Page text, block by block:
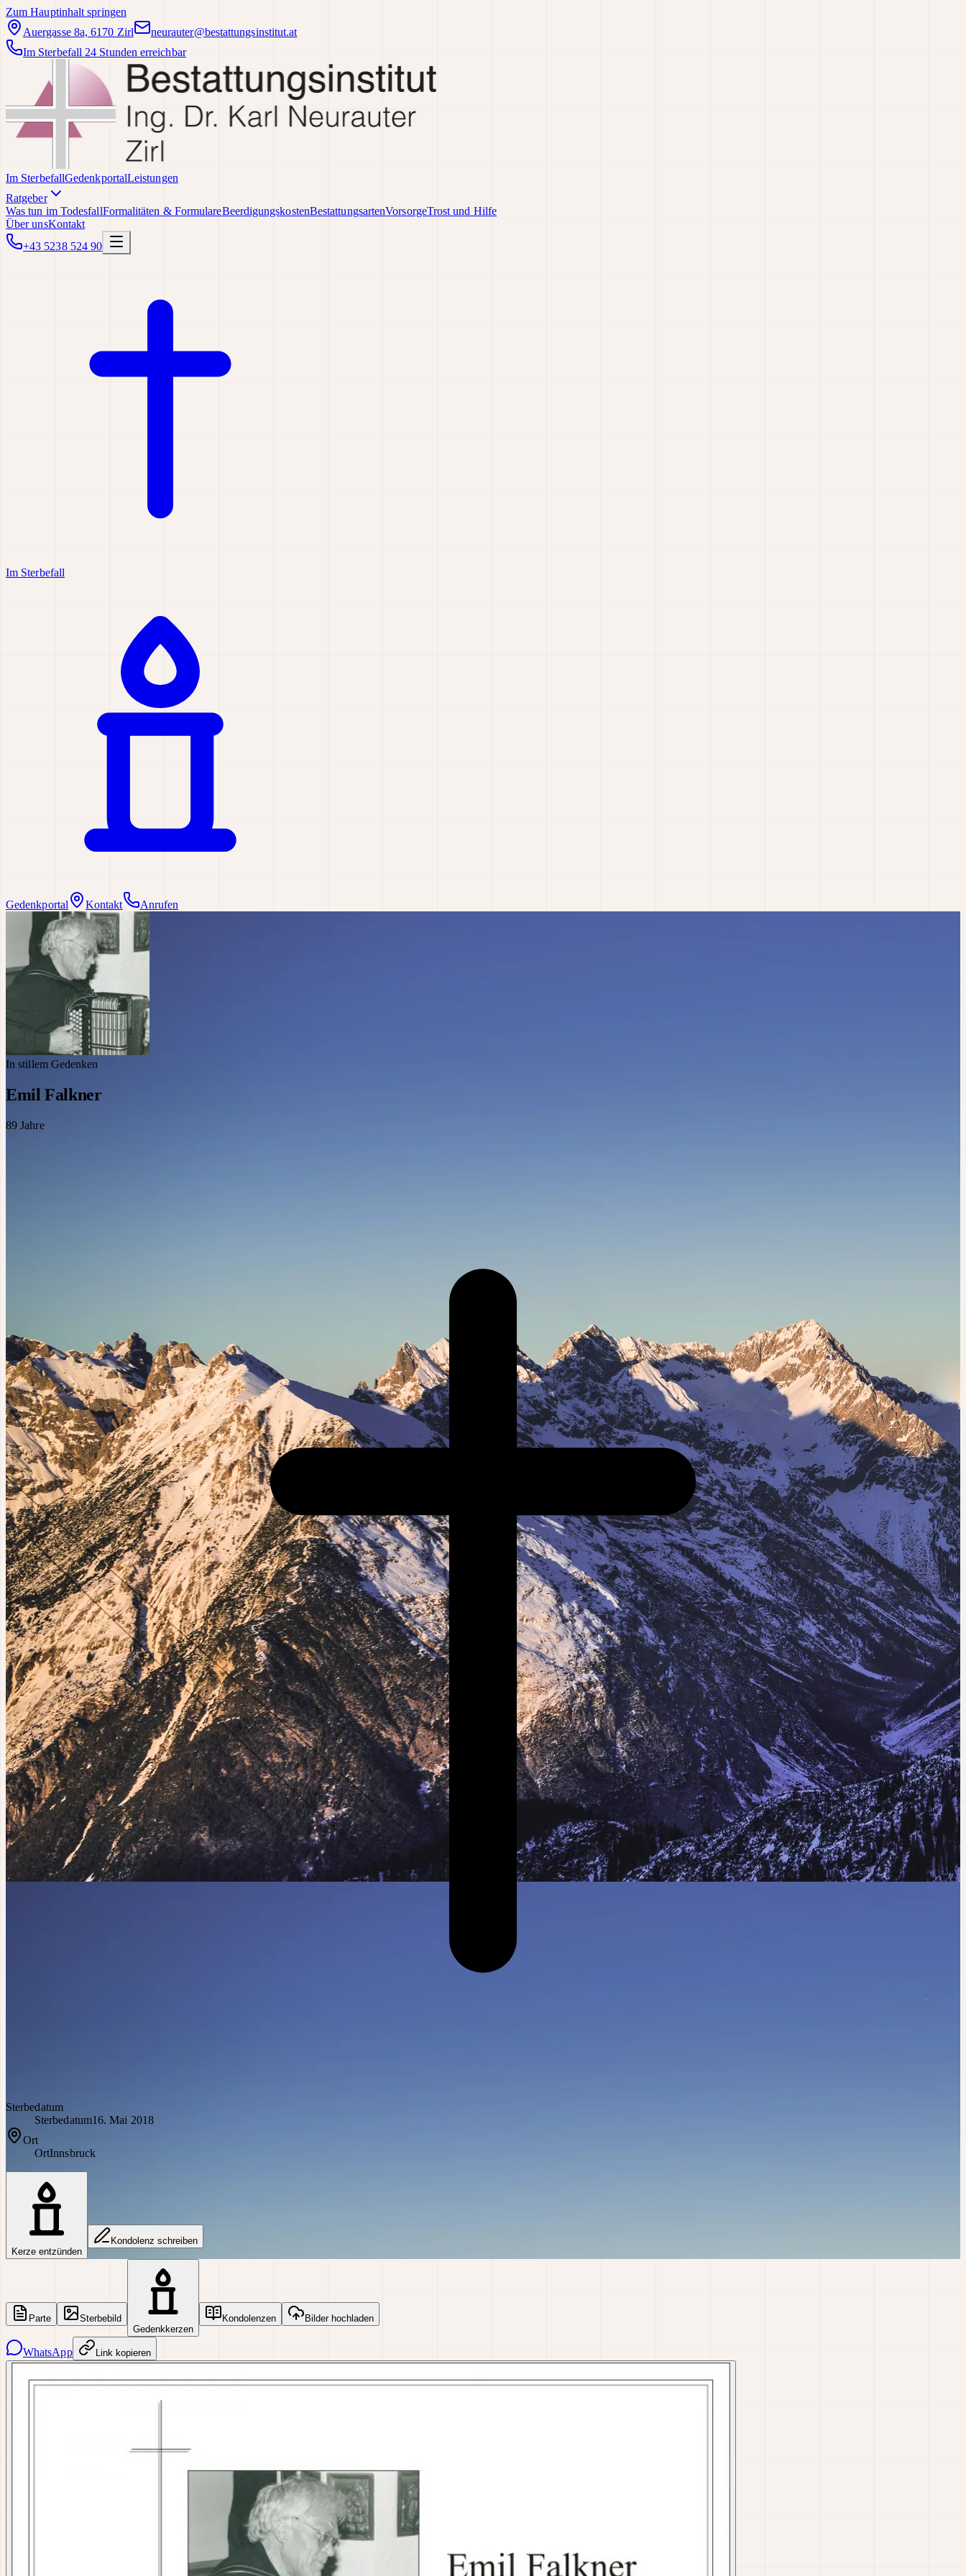
Zum Hauptinhalt springen
Auergasse 8a, 6170 Zirl
neurauter@bestattungsinstitut.at
Im Sterbefall 24 Stunden erreichbar
Im SterbefallGedenkportalLeistungen
Ratgeber
Was tun im TodesfallFormalitäten & FormulareBeerdigungskostenBestattungsartenVorsorgeTrost und Hilfe
Über unsKontakt
+43 5238 524 90
Im Sterbefall
Gedenkportal Kontakt Anrufen
In stillem Gedenken
Emil Falkner
89 Jahre
Sterbedatum
Sterbedatum16. Mai 2018
Ort
OrtInnsbruck
Kerze entzünden
Kondolenz schreiben
Parte
Sterbebild
Gedenkkerzen
Kondolenzen Bilder hochladen
WhatsApp Link kopieren